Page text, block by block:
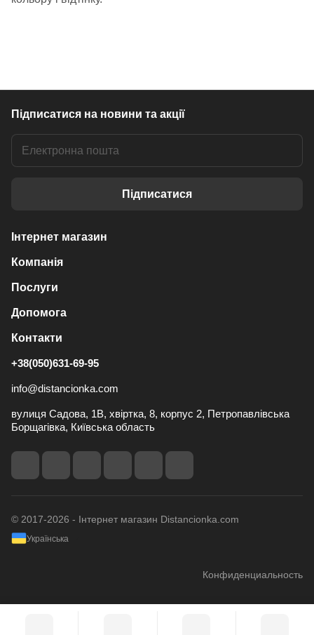
Підписатися на новини та акції
Підписатися
Інтернет магазин
Компанія
Послуги
Допомога
Контакти
+38(050)631-69-95
info@distancionka.com
вулиця Садова, 1В, хвіртка, 8, корпус 2, Петропавлівська
Борщагівка, Київська область
© 2017-2026 - Інтернет магазин Distancionka.com
Українська
Конфиденциальность